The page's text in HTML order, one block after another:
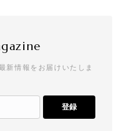
新情報をお届けいたしま
登録